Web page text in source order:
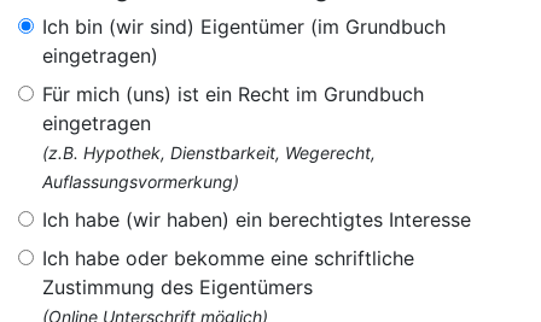
Ich bin (wir sind) Eigentümer (im Grundbuch
eingetragen)
Für mich (uns) ist ein Recht im Grundbuch
eingetragen
(z.B. Hypothek, Dienstbarkeit, Wegerecht,
Auflassungsvormerkung)
Ich habe (wir haben) ein berechtigtes Interesse
Ich habe oder bekomme eine schriftliche
Zustimmung des Eigentümers
(Online Unterschrift möglich)